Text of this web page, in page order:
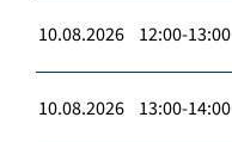
10.08.2026 12:00-13:00
10.08.2026 13:00-14:00